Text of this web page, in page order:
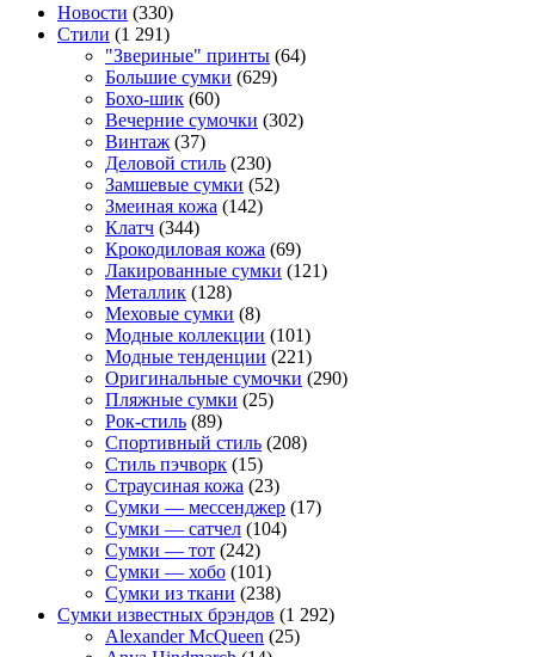
Новости (330)
Стили (1 291)
"Звериные" принты (64)
Большие сумки (629)
Бохо-шик (60)
Вечерние сумочки (302)
Винтаж (37)
Деловой стиль (230)
Замшевые сумки (52)
Змеиная кожа (142)
Клатч (344)
Крокодиловая кожа (69)
Лакированные сумки (121)
Металлик (128)
Меховые сумки (8)
Модные коллекции (101)
Модные тенденции (221)
Оригинальные сумочки (290)
Пляжные сумки (25)
Рок-стиль (89)
Спортивный стиль (208)
Стиль пэчворк (15)
Страусиная кожа (23)
Сумки — мессенджер (17)
Сумки — сатчел (104)
Сумки — тот (242)
Сумки — хобо (101)
Сумки из ткани (238)
Сумки известных брэндов (1 292)
Alexander McQueen (25)